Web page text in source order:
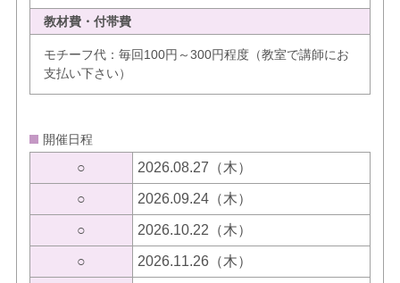
教材費・付帯費
モチーフ代：毎回100円～300円程度（教室で講師にお
支払い下さい）
開催日程
○ 2026.08.27（木）
○ 2026.09.24（木）
○ 2026.10.22（木）
○ 2026.11.26（木）